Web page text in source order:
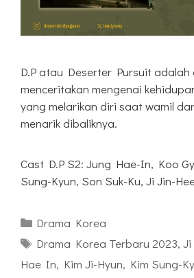
D.P atau Deserter Pursuit adalah
menceritakan mengenai
yang melarikan diri saat wamil
menarik dibaliknya.
Cast D.P S2: Jung Hae-In, Koo
Sung-Kyun, Son Suk-Ku, Ji Jin-
Kategori
Drama Korea
Tag
Drama Korea Terbaru 2023,Ji
Hae In, Kim Ji-Hyun, Kim Sung-